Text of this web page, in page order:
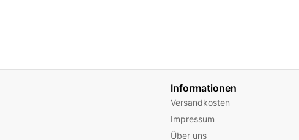
Informationen
Versandkosten
Impressum
Über uns